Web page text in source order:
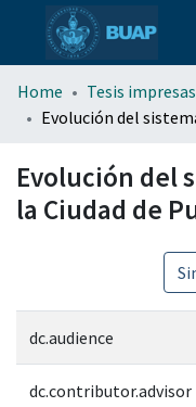
Home Tesis impresas
Evolución del
la Ciudad de
dc.audience
dc.contributor.advisor